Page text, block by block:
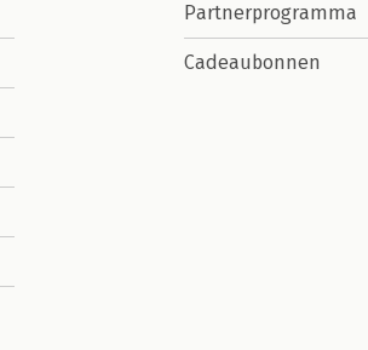
Partnerprogramma
Cadeaubonnen